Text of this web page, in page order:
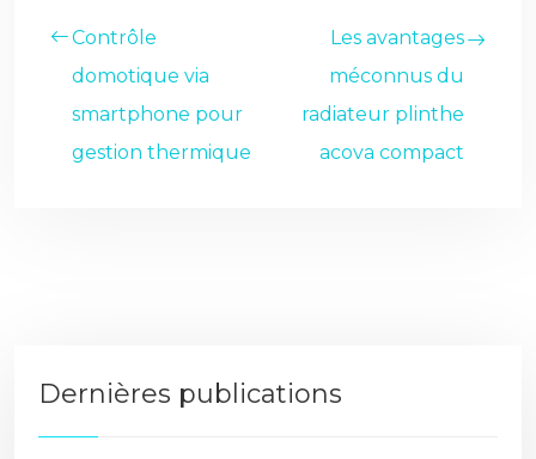
Contrôle
domotique via
smartphone pour
gestion thermique
Les avantages
méconnus du
radiateur plinthe
acova compact
Dernières publications